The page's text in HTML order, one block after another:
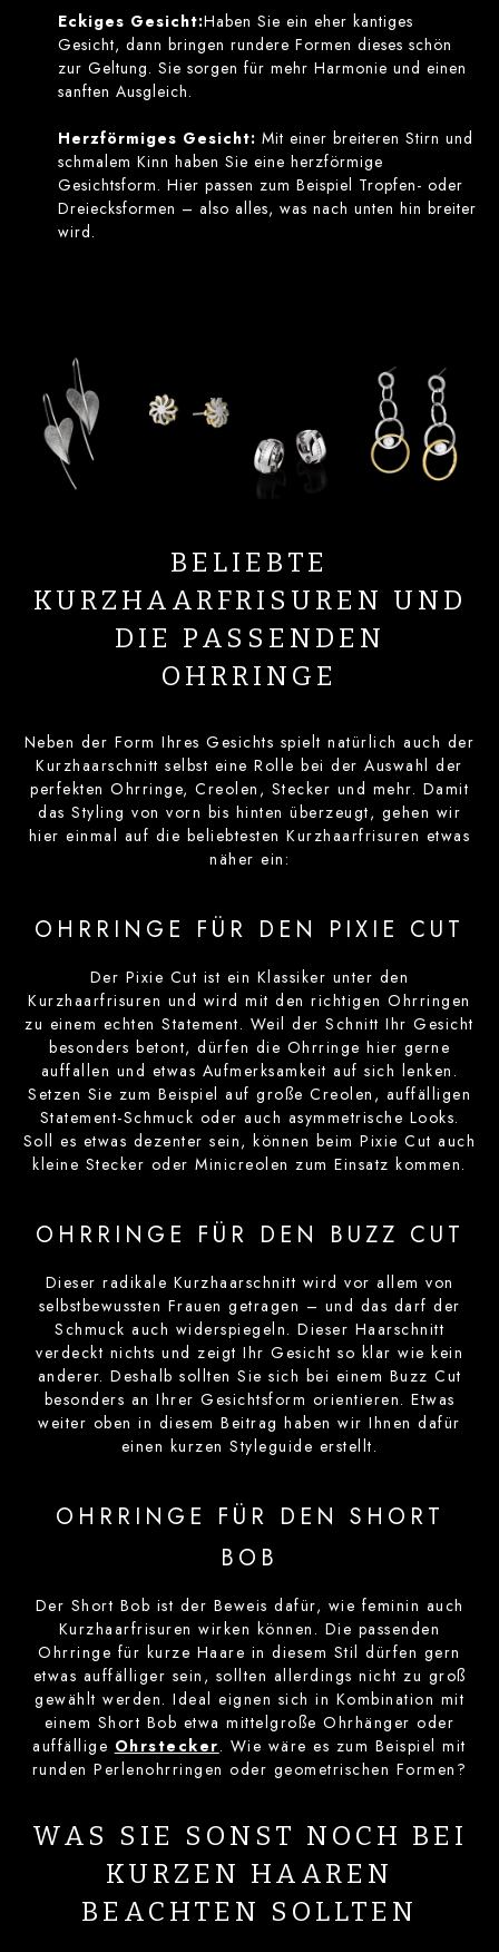
Eckiges Gesicht:Haben Sie ein eher kantiges
Gesicht, dann bringen rundere Formen dieses schön
zur Geltung. Sie sorgen für mehr Harmonie und einen
sanften Ausgleich.
Herzförmiges Gesicht: Mit einer breiteren Stirn und
schmalem Kinn haben Sie eine herzförmige
Gesichtsform. Hier passen zum Beispiel Tropfen- oder
Dreiecksformen – also alles, was nach unten hin breiter
wird.
BELIEBTE
KURZHAARFRISUREN UND
DIE PASSENDEN
OHRRINGE
Neben der Form Ihres Gesichts spielt natürlich auch der
Kurzhaarschnitt selbst eine Rolle bei der Auswahl der
perfekten Ohrringe, Creolen, Stecker und mehr. Damit
das Styling von vorn bis hinten überzeugt, gehen wir
hier einmal auf die beliebtesten Kurzhaarfrisuren etwas
näher ein:
OHRRINGE FÜR DEN PIXIE CUT
Der Pixie Cut ist ein Klassiker unter den
Kurzhaarfrisuren und wird mit den richtigen Ohrringen
zu einem echten Statement. Weil der Schnitt Ihr Gesicht
besonders betont, dürfen die Ohrringe hier gerne
auffallen und etwas Aufmerksamkeit auf sich lenken.
Setzen Sie zum Beispiel auf große Creolen, auffälligen
Statement-Schmuck oder auch asymmetrische Looks.
Soll es etwas dezenter sein, können beim Pixie Cut auch
kleine Stecker oder Minicreolen zum Einsatz kommen.
OHRRINGE FÜR DEN BUZZ CUT
Dieser radikale Kurzhaarschnitt wird vor allem von
selbstbewussten Frauen getragen – und das darf der
Schmuck auch widerspiegeln. Dieser Haarschnitt
verdeckt nichts und zeigt Ihr Gesicht so klar wie kein
anderer. Deshalb sollten Sie sich bei einem Buzz Cut
besonders an Ihrer Gesichtsform orientieren. Etwas
weiter oben in diesem Beitrag haben wir Ihnen dafür
einen kurzen Styleguide erstellt.
OHRRINGE FÜR DEN SHORT
BOB
Der Short Bob ist der Beweis dafür, wie feminin auch
Kurzhaarfrisuren wirken können. Die passenden
Ohrringe für kurze Haare in diesem Stil dürfen gern
etwas auffälliger sein, sollten allerdings nicht zu groß
gewählt werden. Ideal eignen sich in Kombination mit
einem Short Bob etwa mittelgroße Ohrhänger oder
auffällige Ohrstecker. Wie wäre es zum Beispiel mit
runden Perlenohrringen oder geometrischen Formen?
WAS SIE SONST NOCH BEI
KURZEN HAAREN
BEACHTEN SOLLTEN